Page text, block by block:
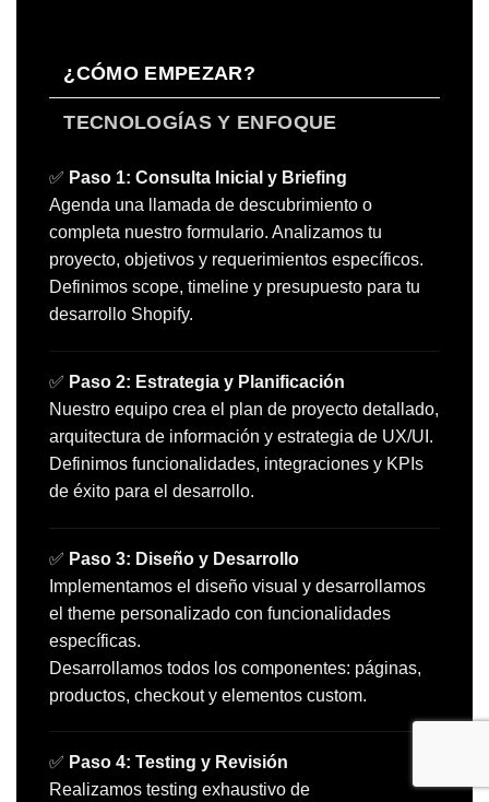
¿CÓMO EMPEZAR?
TECNOLOGÍAS Y ENFOQUE
✅ Paso 1: Consulta Inicial y Briefing
Agenda una llamada de descubrimiento o
completa nuestro formulario. Analizamos tu
proyecto, objetivos y requerimientos específicos.
Definimos scope, timeline y presupuesto para tu
desarrollo Shopify.
✅ Paso 2: Estrategia y Planificación
Nuestro equipo crea el plan de proyecto detallado,
arquitectura de información y estrategia de UX/UI.
Definimos funcionalidades, integraciones y KPIs
de éxito para el desarrollo.
✅ Paso 3: Diseño y Desarrollo
Implementamos el diseño visual y desarrollamos
el theme personalizado con funcionalidades
específicas.
Desarrollamos todos los componentes: páginas,
productos, checkout y elementos custom.
✅ Paso 4: Testing y Revisión
Realizamos testing exhaustivo de